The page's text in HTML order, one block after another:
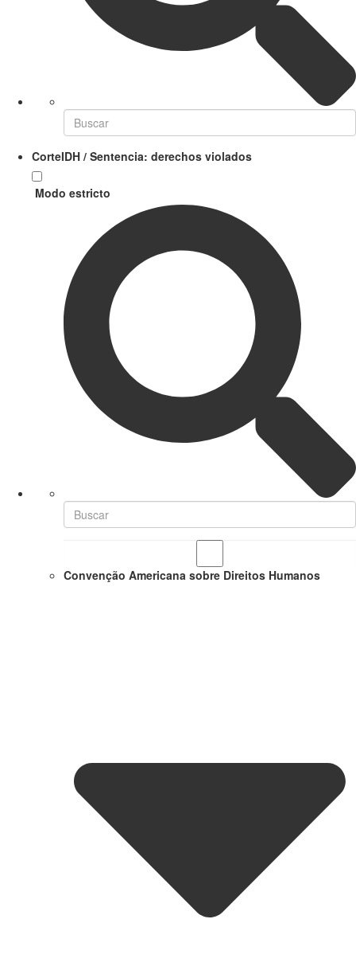
CorteIDH / Sentencia: derechos violados
Modo estricto
Convenção Americana sobre Direitos Humanos